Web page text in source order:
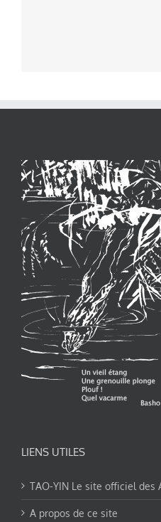
LIENS UTILES
TAO-YIN Le site officiel des
A propos de ce site